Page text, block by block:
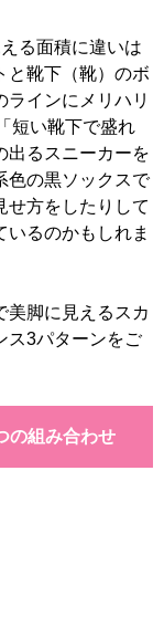
る面積に違いは
と靴下（靴）のボ
ラインにメリハリ
短い靴下で盛れ
出るスニーカーを
色の黒ソックスで
せ方をしたりして
いるのかもしれま
脚に見えるスカ
ス3パターンをご
の組み合わせ